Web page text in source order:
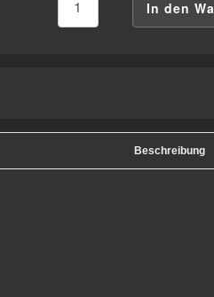
Beschreibung